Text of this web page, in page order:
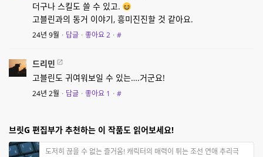
더구나 스킬도 쓸 수 있고.
고블린과의 동거 이야기, 흥미진진할 것 같아요.
24년 9월 · 답글 · 좋아요2 · #
드리민
고블린도 귀여워보일 수 있는….거군요!
24년 2월 · 답글 · 좋아요 1 · #
브릿G 편집부가 추천하는 이 작품도 읽어보세요!
도저히 끊을 수 없는 즐거움! 캐릭터의 매력이 튀는 조선 연애 추리극